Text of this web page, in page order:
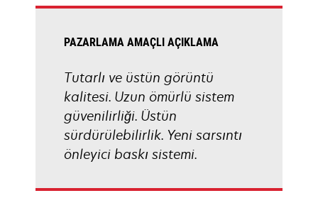
PAZARLAMA AMAÇLI AÇIKLAMA
Tutarlı ve üstün görüntü
kalitesi. Uzun ömürlü sistem
güvenilirliği. Üstün
sürdürülebilirlik. Yeni sarsıntı
önleyici baskı sistemi.